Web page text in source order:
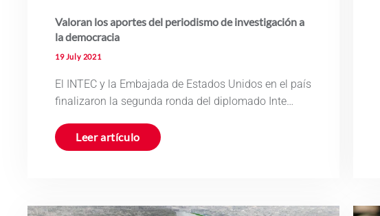
Valoran los aportes del periodismo de investigación a
la democracia
19 July 2021
El INTEC y la Embajada de Estados Unidos en el país
finalizaron la segunda ronda del diplomado Inte…
Leer artículo